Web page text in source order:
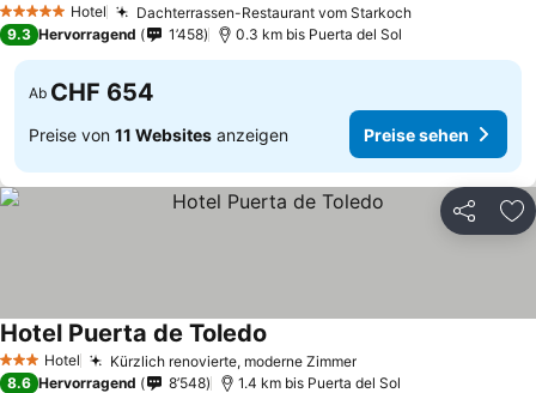
5 Sterne Hotel Dachterrassen-Restaurant vom StarkochPreise sehen
9.3 Hervorragend 1’458 0.3 km bis Puerta del Sol
Ab CHF 654
Preise von 11 Websites anzeigen Preise sehen
Teilen
3 SterneHotel Kürzlich renovierte, moderne ZimmerPreise sehen
Hotel Puerta de Toledo
8.6 Hervorragend 8’548 1.4 km bis Puerta del Sol